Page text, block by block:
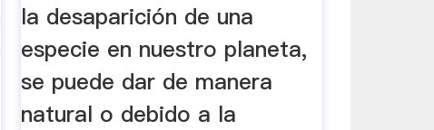
la desaparición de una
especie en nuestro planeta,
se puede dar de manera
natural o debido a la